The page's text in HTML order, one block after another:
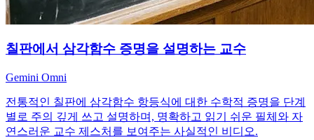
칠판에서 삼각함수 증명을 설명하는 교수
Gemini Omni
전통적인 칠판에 삼각함수 항등식에 대한 수학적 증명을 단계
별로 주의 깊게 쓰고 설명하며, 명확하고 읽기 쉬운 필체와 자
연스러운 교수 제스처를 보여주는 사실적인 비디오.